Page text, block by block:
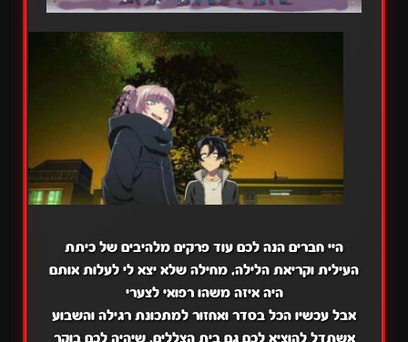
היי חברים הנה לכם עוד פרקים מלהיבים של כיתת
העילית וקריאת הלילה, מחילה שלא יצא לי לעלות אותם
היה איזה משהו רפואי לצערי
אבל עכשיו הכל בסדר ואחזור למתכונת רגילה והשבוע
אשתדל להוציא לכם גם בית הצללים, שיהיה לכם בוקר